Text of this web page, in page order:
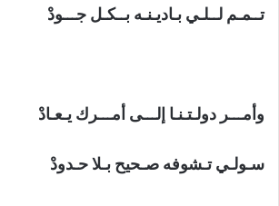
تــمـم لــلـي بـاديـنـه بــكـل جـــودْ
وأمـــر دولـتـنـا إلـــى أمـــرك يـعـادْ
سـولـي تـشوفه صـحيح بـلا حـدودْ